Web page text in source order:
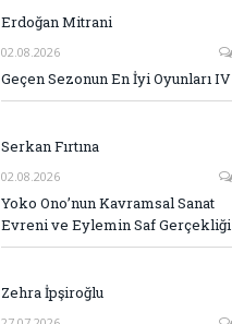
Erdoğan Mitrani
02.08.2026
Geçen Sezonun En İyi Oyunları IV
Serkan Fırtına
02.08.2026
Yoko Ono’nun Kavramsal Sanat
Evreni ve Eylemin Saf Gerçekliği
Zehra İpşiroğlu